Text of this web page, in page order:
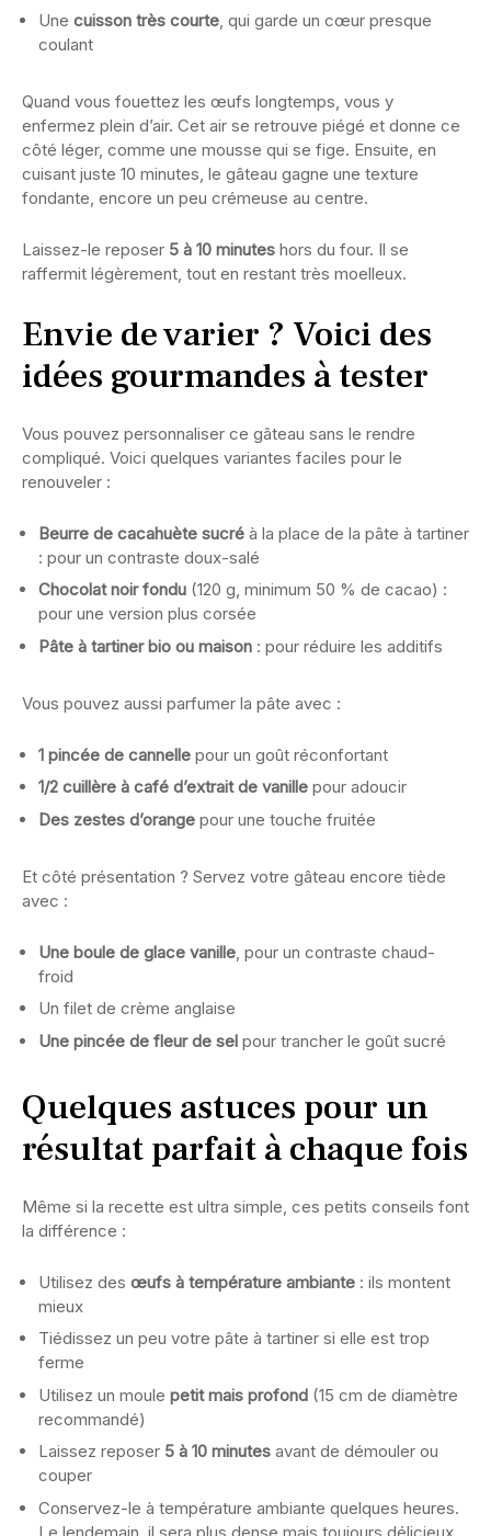
Une cuisson très courte , qui garde un cœur presque
coulant
Quand vous fouettez les œufs longtemps, vous y
enfermez plein d’air. Cet air se retrouve piégé et donne ce
côté léger, comme une mousse qui se fige. Ensuite, en
cuisant juste 10 minutes, le gâteau gagne une texture
fondante, encore un peu crémeuse au centre.
Laissez-le reposer 5 à 10 minutes hors du four. Il se
raffermit légèrement, tout en restant très moelleux.
Envie de varier ? Voici des
idées gourmandes à tester
Vous pouvez personnaliser ce gâteau sans le rendre
compliqué. Voici quelques variantes faciles pour le
renouveler :
Beurre de cacahuète sucré à la place de la pâte à tartiner
: pour un contraste doux-salé
Chocolat noir fondu (120 g, minimum 50 % de cacao) :
pour une version plus corsée
Pâte à tartiner bio ou maison : pour réduire les additifs
Vous pouvez aussi parfumer la pâte avec :
1 pincée de cannelle pour un goût réconfortant
1/2 cuillère à café d’extrait de vanille pour adoucir
Des zestes d’orange pour une touche fruitée
Et côté présentation ? Servez votre gâteau encore tiède
avec :
Une boule de glace vanille , pour un contraste chaud-
froid
Un filet de crème anglaise
Une pincée de fleur de sel pour trancher le goût sucré
Quelques astuces pour un
résultat parfait à chaque fois
Même si la recette est ultra simple, ces petits conseils font
la différence :
Utilisez des œufs à température ambiante : ils montent
mieux
Tiédissez un peu votre pâte à tartiner si elle est trop
ferme
Utilisez un moule petit mais profond (15 cm de diamètre
recommandé)
Laissez reposer 5 à 10 minutes avant de démouler ou
couper
Conservez-le à température ambiante quelques heures.
Le lendemain, il sera plus dense mais toujours délicieux